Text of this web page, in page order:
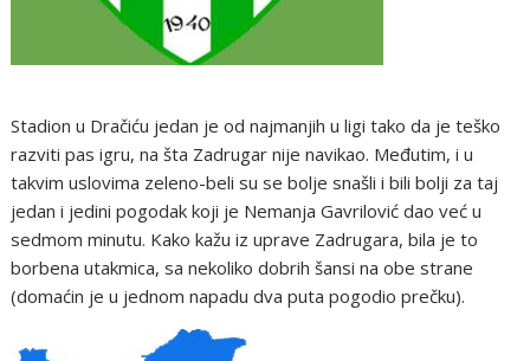
Stadion u Dračiću jedan je od najmanjih u ligi tako da je teško
razviti pas igru, na šta Zadrugar nije navikao. Međutim, i u
takvim uslovima zeleno-beli su se bolje snašli i bili bolji za taj
jedan i jedini pogodak koji je Nemanja Gavrilović dao već u
sedmom minutu. Kako kažu iz uprave Zadrugara, bila je to
borbena utakmica, sa nekoliko dobrih šansi na obe strane
(domaćin je u jednom napadu dva puta pogodio prečku).